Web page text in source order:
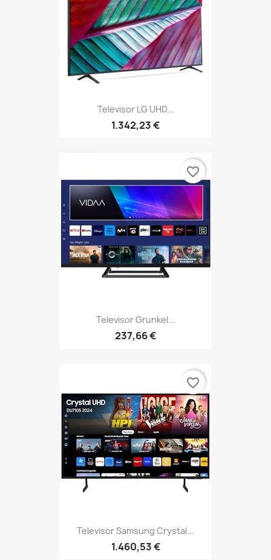
Televisor LG UHD...
1.342,23 €
Televisor Grunkel...
237,66 €
favorite_border
Televisor Samsung Crystal...
1.460,53 €
favorite_border